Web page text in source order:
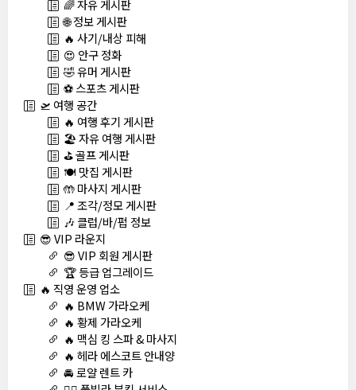
🌈 자유 게시판
🌐 정보 게시판
🔥 사기/내상 피해
😍 안구 정화
🤣 유머 게시판
⚽ 스포츠 게시판
🛫 여행 공간
🔥 여행 후기 게시판
🏖️ 자유 여행 게시판
⛳ 골프 게시판
🍽️ 맛집 게시판
🤲 마사지 게시판
📍 조각/정모 게시판
🎶 클럽/바/펍 정보
😎 VIP 라운지
😎 VIP 회원 게시판
🏆 등급 업그레이드
🔥 직영 운영 업소
🔥 BMW 가라오케
🔥 황제 가라오케
🔥 맥심 킹 스파 & 마사지
🔥 헤라 에스코트 안내양
🚘 로얄 렌트 카